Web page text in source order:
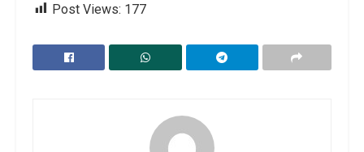
Post Views: 177